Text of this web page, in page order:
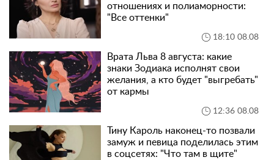
отношениях и полиаморности:
"Все оттенки"
18:10 08.08
Врата Льва 8 августа: какие
знаки Зодиака исполнят свои
желания, а кто будет "выгребать"
от кармы
12:36 08.08
Тину Кароль наконец-то позвали
замуж и певица поделилась этим
в соцсетях: "Что там в щите"